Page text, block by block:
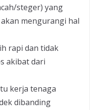
steger) yang
mengurangi hal
rapi dan tidak
akibat dari
kerja tenaga
dibanding